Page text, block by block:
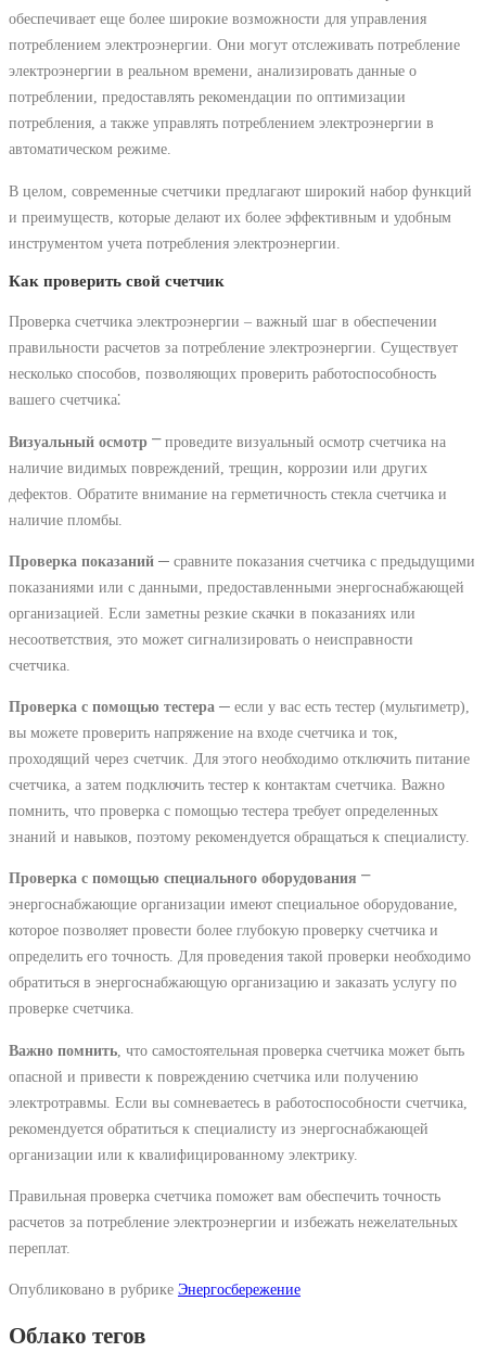
обеспечивает еще более широкие возможности для управления
потреблением электроэнергии. Они могут отслеживать потребление
электроэнергии в реальном времени, анализировать данные о
потреблении, предоставлять рекомендации по оптимизации
потребления, а также управлять потреблением электроэнергии в
автоматическом режиме.
В целом, современные счетчики предлагают широкий набор функций
и преимуществ, которые делают их более эффективным и удобным
инструментом учета потребления электроэнергии.
Как проверить свой счетчик
Проверка счетчика электроэнергии – важный шаг в обеспечении
правильности расчетов за потребление электроэнергии. Существует
несколько способов, позволяющих проверить работоспособность
вашего счетчика⁚
Визуальный осмотр ⎻ проведите визуальный осмотр счетчика на
наличие видимых повреждений, трещин, коррозии или других
дефектов. Обратите внимание на герметичность стекла счетчика и
наличие пломбы.
Проверка показаний ─ сравните показания счетчика с предыдущими
показаниями или с данными, предоставленными энергоснабжающей
организацией. Если заметны резкие скачки в показаниях или
несоответствия, это может сигнализировать о неисправности
счетчика.
Проверка с помощью тестера ─ если у вас есть тестер (мультиметр),
вы можете проверить напряжение на входе счетчика и ток,
проходящий через счетчик. Для этого необходимо отключить питание
счетчика, а затем подключить тестер к контактам счетчика. Важно
помнить, что проверка с помощью тестера требует определенных
знаний и навыков, поэтому рекомендуется обращаться к специалисту.
Проверка с помощью специального оборудования ⎻
энергоснабжающие организации имеют специальное оборудование,
которое позволяет провести более глубокую проверку счетчика и
определить его точность. Для проведения такой проверки необходимо
обратиться в энергоснабжающую организацию и заказать услугу по
проверке счетчика.
Важно помнить , что самостоятельная проверка счетчика может быть
опасной и привести к повреждению счетчика или получению
электротравмы. Если вы сомневаетесь в работоспособности счетчика,
рекомендуется обратиться к специалисту из энергоснабжающей
организации или к квалифицированному электрику.
Правильная проверка счетчика поможет вам обеспечить точность
расчетов за потребление электроэнергии и избежать нежелательных
переплат.
Опубликовано в рубрике Энергосбережение
Облако тегов